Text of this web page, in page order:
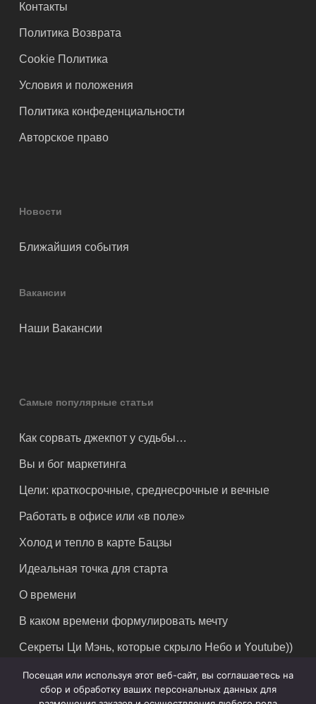
Контакты
Политика Возврата
Cookie Политика
Условия и положения
Политика конфеденциальности
Авторское право
Новости
Ближайшия события
Вакансии
Наши Вакансии
Самые популярные статьи
Как сорвать джекпот у судьбы…
Вы и бог маркетинга
Цели: краткосрочные, среднесрочные и вечные
Работать в офисе или «в поле»
Холод и тепло в карте Бацзы
Идеальная точка для старта
О времени
В каком времени формулировать мечту
Секреты Ци Мэнь, которые скрыло Небо и Youtube))
Посещая или используя этот веб-сайт, вы соглашаетесь на
сбор и обработку ваших персональных данных для